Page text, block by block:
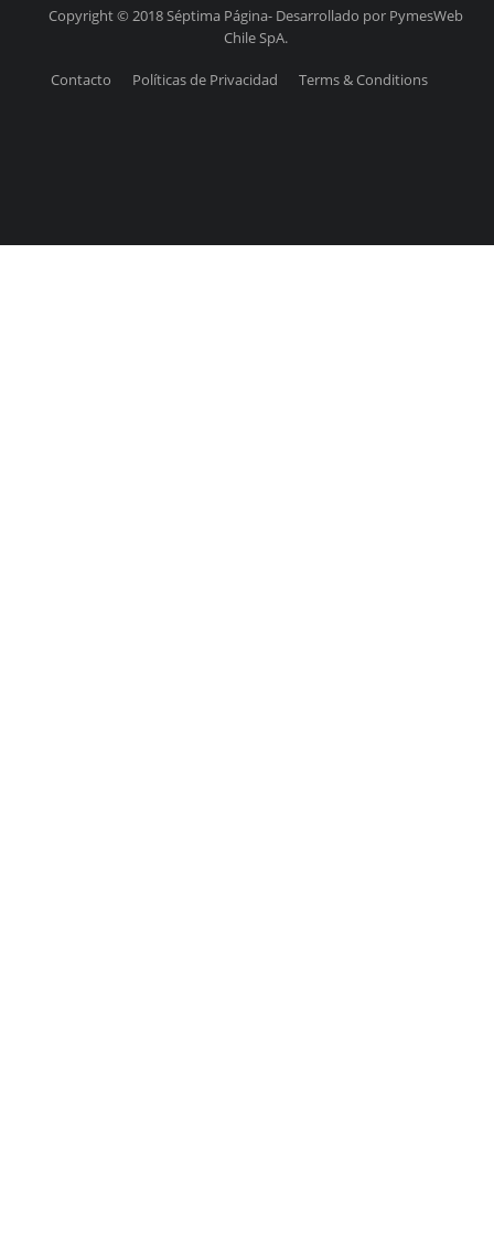
Copyright © 2018 Séptima Página- Desarrollado por PymesWeb
Chile SpA.
Contacto Políticas de Privacidad Terms & Conditions